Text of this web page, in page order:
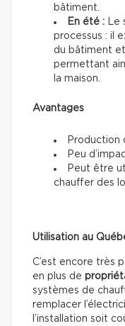
bâtiment.
En été : Le
processus : il
du bâtiment
permettant
la maison.
Avantages
Production
Peu
Peut être
chauffer des
Utilisation au
C’est encore très
en plus de
systèmes de
remplacer
l’installation soit